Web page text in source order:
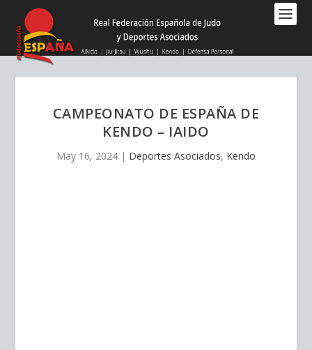
este
sitio
web
CAMPEONATO DE ESPAÑA DE
KENDO – IAIDO
May 16, 2024 | Deportes Asociados, Kendo